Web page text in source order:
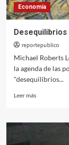
Economía
Desequilibrios
reportepublico
Michael Roberts
la agenda de las
"desequilibrios...
Leer másLeer
globales: